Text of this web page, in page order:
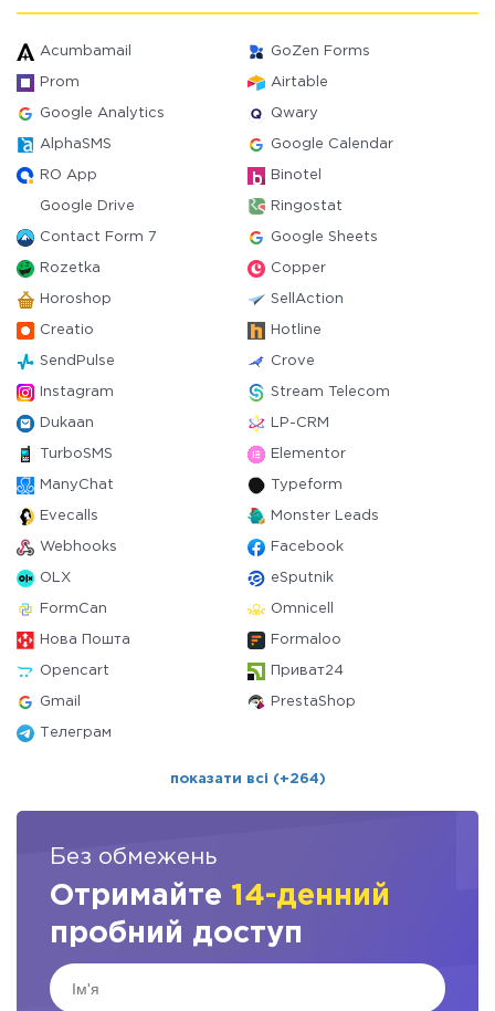
Acumbamail GoZen Forms
Prom Airtable
Google Analytics Qwary
AlphaSMS Google Calendar
RO App Binotel
Google Drive Ringostat
Contact Form 7 Google Sheets
Rozetka Copper
Horoshop SellAction
Creatio Hotline
SendPulse Crove
Instagram Stream Telecom
Dukaan LP-CRM
TurboSMS Elementor
ManyChat Typeform
Evecalls Monster Leads
Webhooks Facebook
OLX eSputnik
FormCan Omnicell
Нова Пошта Formaloo
Opencart Приват24
Gmail PrestaShop
Телеграм
показати всі (+264)
Без обмежень
Отримайте 14-денний
пробний доступ